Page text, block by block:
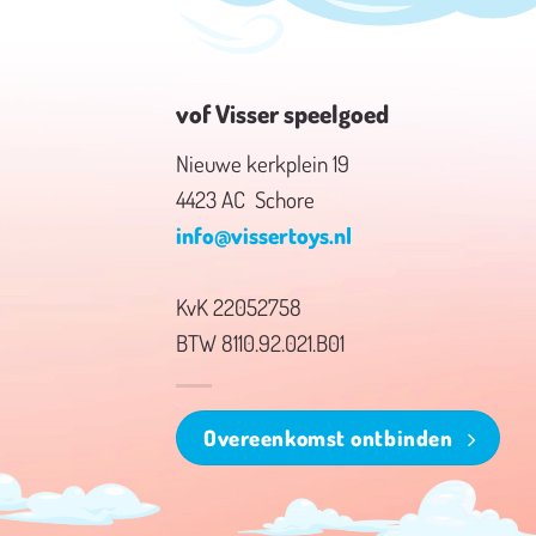
vof Visser speelgoed
Nieuwe kerkplein 19
4423 AC Schore
info@vissertoys.nl
KvK 22052758
BTW 8110.92.021.B01
Overeenkomst ontbinden